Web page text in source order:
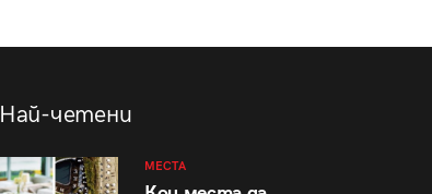
Най-четени
МЕСТА